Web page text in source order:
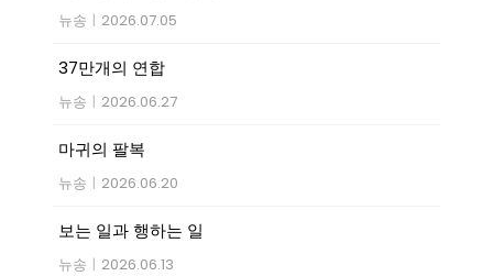
뉴송 | 2026.07.05
37만개의 연합
뉴송 | 2026.06.27
마귀의 팔복
뉴송 | 2026.06.20
보는 일과 행하는 일
뉴송 | 2026.06.13